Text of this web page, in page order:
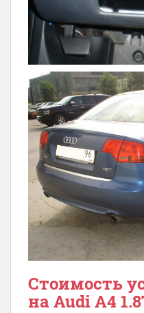
Стоимость
на Audi A4